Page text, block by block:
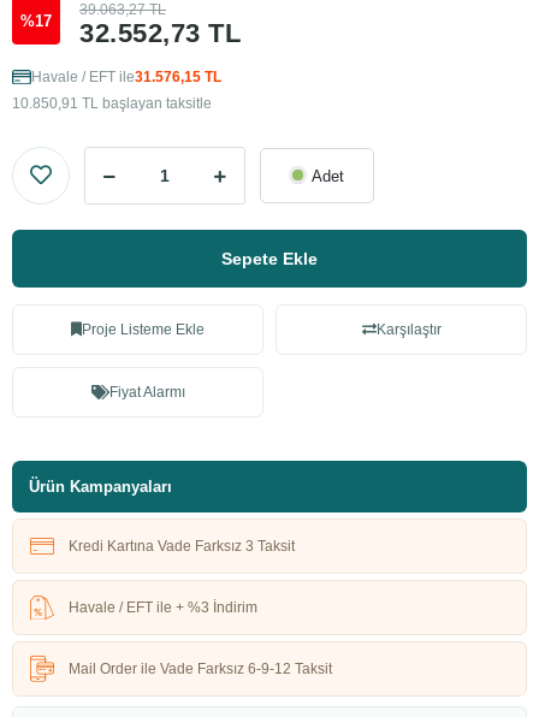
%17 32.552,73 TL
39.063,27 TL
Havale / EFT ile31.576,15 TL
10.850,91 TL başlayan taksitle
Adet
Sepete Ekle
Proje Listeme Ekle Karşılaştır
Fiyat Alarmı
Ürün Kampanyaları
Kredi Kartına Vade Farksız 3 Taksit
Havale / EFT ile + %3 İndirim
Mail Order ile Vade Farksız 6-9-12 Taksit